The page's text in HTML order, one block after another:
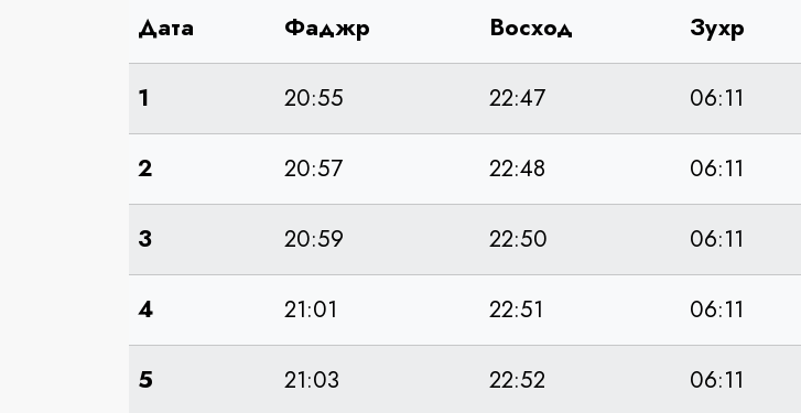
Дата Фаджр Восход Зухр
1 20:55 22:47 06:11
2 20:57 22:48 06:11
3 20:59 22:50 06:11
4 21:01 22:51 06:11
5 21:03 22:52 06:11